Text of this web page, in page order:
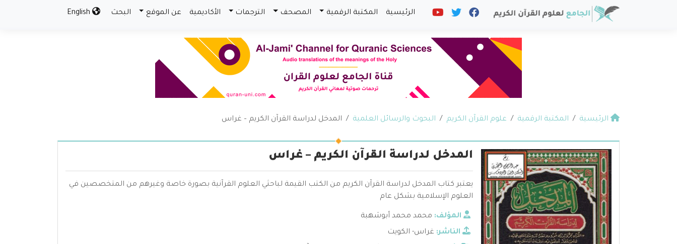
الرئيسية المكتبة الرقمية المصحف الترجمات الأكاديمية عن الموقع البحث
الرئيسية المكتبة الرقمية علوم القرآن الكريم البحوث والرسائل العلمية المدخل لدراسة القرآن الكريم – غراس
المدخل لدراسة القرآن الكريم – غراس
يعتبر كتاب المدخل لدراسة القرآن الكريم من الكتب القيمة لباحثي العلوم القرآنية بصورة خاصة وغيرهم من المتخصصين في
العلوم الإسلامية بشكل عام
المؤلف: محمد محمد أبوشهبة
الناشر: غراس- الكويت